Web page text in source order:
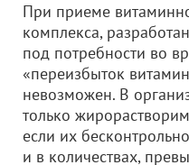
При приеме
комплекса,
под потребности во
«переизбыток
невозможен. В
только
если их
и в количествах,